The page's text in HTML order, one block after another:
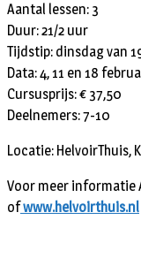
Aantal lessen: 3
Duur: 21/2 uur
Tijdstip: dinsdag van
Data: 4, 11 en 18
Cursusprijs: € 37,50
Deelnemers: 7-10
Locatie:
Voor meer informatie
ofwww.helvoirthuis.nl